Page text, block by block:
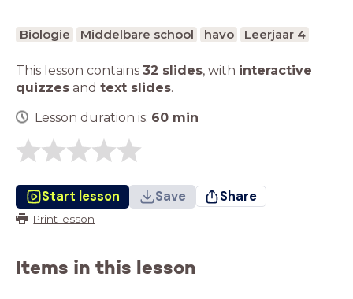
Biologie Middelbare school havo Leerjaar 4
This lesson contains 32 slides, with interactive
quizzes and text slides.
Lesson duration is: 60 min
Start lesson Save Share
Print lesson
Items in this lesson